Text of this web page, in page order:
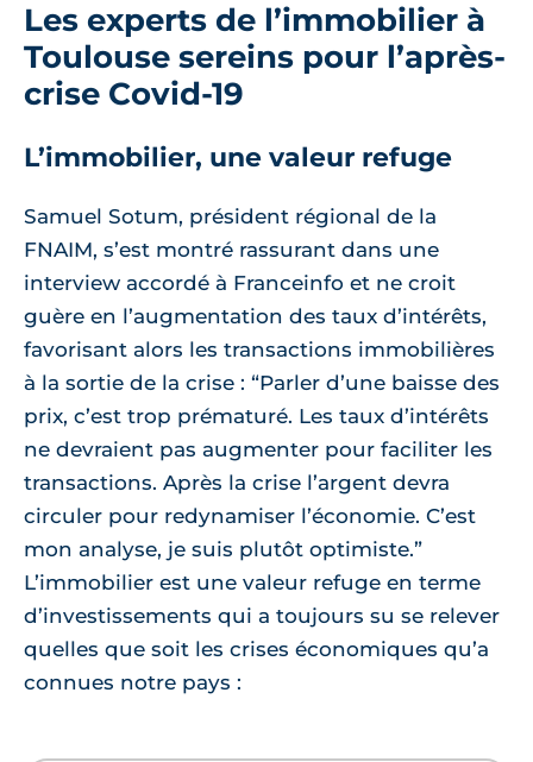
Les experts de l’immobilier à
Toulouse sereins pour l’après-
crise Covid-19
L’immobilier, une valeur refuge
Samuel Sotum, président régional de la
FNAIM, s’est montré rassurant dans une
interview accordé à Franceinfo et ne croit
guère en l’augmentation des taux d’intérêts,
favorisant alors les transactions immobilières
à la sortie de la crise : “Parler d’une baisse des
prix, c’est trop prématuré. Les taux d’intérêts
ne devraient pas augmenter pour faciliter les
transactions. Après la crise l’argent devra
circuler pour redynamiser l’économie. C’est
mon analyse, je suis plutôt optimiste.”
L’immobilier est une valeur refuge en terme
d’investissements qui a toujours su se relever
quelles que soit les crises économiques qu’a
connues notre pays :